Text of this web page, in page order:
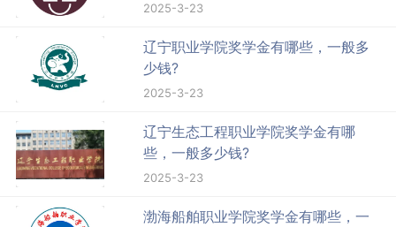
2025-3-23
辽宁职业学院奖学金有哪些，一般多
少钱?
2025-3-23
辽宁生态工程职业学院奖学金有哪
些，一般多少钱?
2025-3-23
渤海船舶职业学院奖学金有哪些，一